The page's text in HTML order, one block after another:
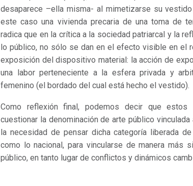
desaparece –ella misma- al mimetizarse su
este caso una vivienda precaria de una toma de
radica que en la crítica a la sociedad patriarcal y la
lo público, no sólo se dan en el efecto visible en el
exposición del dispositivo material: la acción de
una labor perteneciente a la esfera privada y
femenino (el bordado del cual está hecho el vestido).
Como reflexión final, podemos decir que estos
cuestionar la denominación de arte público vinculada
la necesidad de pensar dicha categoría liberada
como lo nacional, para vincularse de manera más
público, en tanto lugar de conflictos y dinámicos